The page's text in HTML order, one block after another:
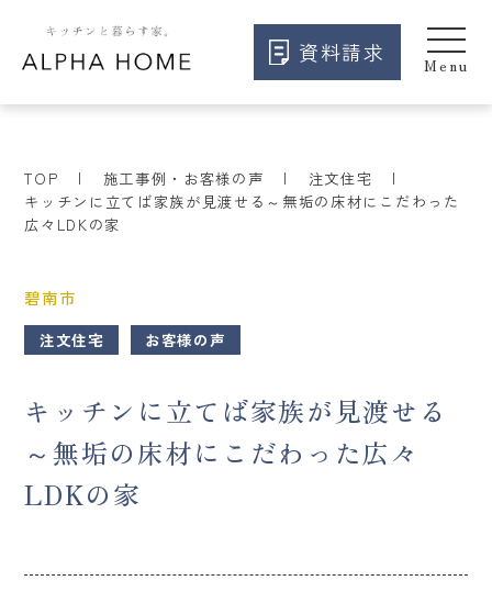
資料請求
TOP 施工事例・お客様の声
注文住宅
キッチンに立てば家族が見渡せる～無垢の床材にこだわった
広々LDKの家
碧南市
注文住宅 お客様の声
キッチンに立てば家族が見渡せる
～無垢の床材にこだわった広々
LDKの家